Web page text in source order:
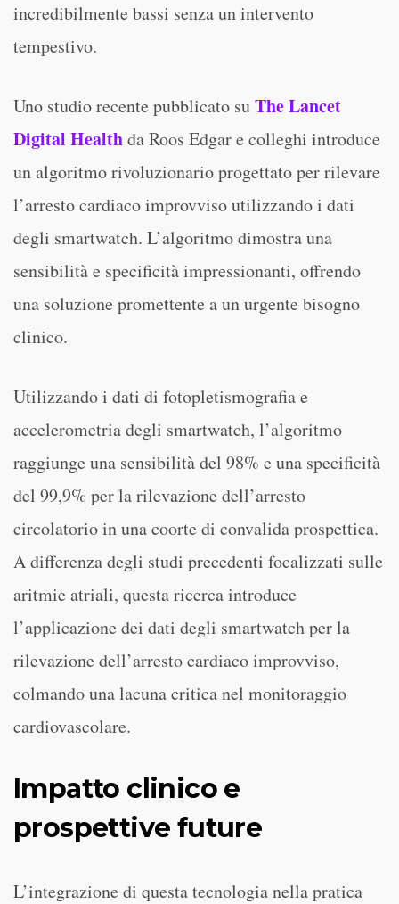
incredibilmente bassi senza un intervento
tempestivo.
Uno studio recente pubblicato suThe Lancet
Digital Healthda Roos Edgar e colleghi introduce
un algoritmo rivoluzionario progettato per rilevare
l’arresto cardiaco improvviso utilizzando i dati
degli smartwatch. L’algoritmo dimostra una
sensibilità e specificità impressionanti, offrendo
una soluzione promettente a un urgente bisogno
clinico.
Utilizzando i dati di fotopletismografia e
accelerometria degli smartwatch, l’algoritmo
raggiunge una sensibilità del 98% e una specificità
del 99,9% per la rilevazione dell’arresto
circolatorio in una coorte di convalida prospettica.
A differenza degli studi precedenti focalizzati sulle
aritmie atriali, questa ricerca introduce
l’applicazione dei dati degli smartwatch per la
rilevazione dell’arresto cardiaco improvviso,
colmando una lacuna critica nel monitoraggio
cardiovascolare.
Impatto clinico e
prospettive future
L’integrazione di questa tecnologia nella pratica